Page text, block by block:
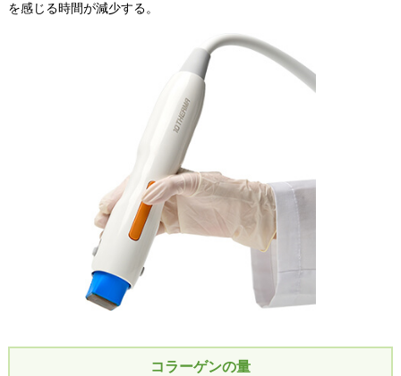
を感じる時間が減少する​。
コラーゲンの量